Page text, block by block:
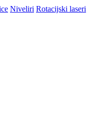
Niveliri Rotacijski laseri